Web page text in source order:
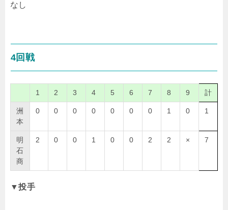
なし
4回戦
1 2 3 4 5 6 7 8 9 計
洲
本
0 0 0 0 0 0 0 1 0 1
明
石
商
2 0 0 1 0 0 2 2 × 7
▼投手